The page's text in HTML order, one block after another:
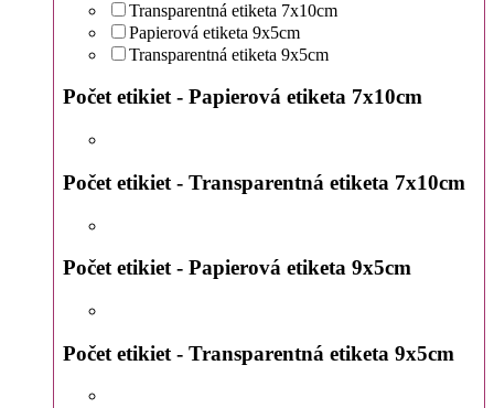
Transparentná etiketa 7x10cm
Papierová etiketa 9x5cm
Transparentná etiketa 9x5cm
Počet etikiet - Papierová etiketa 7x10cm
Počet etikiet - Transparentná etiketa 7x10cm
Počet etikiet - Papierová etiketa 9x5cm
Počet etikiet - Transparentná etiketa 9x5cm